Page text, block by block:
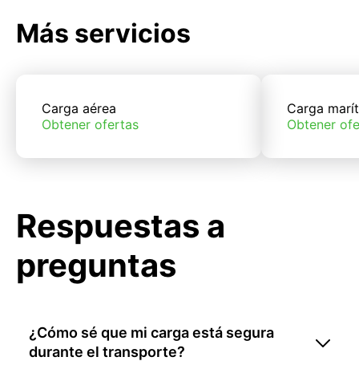
Más servicios
Carga aérea
Obtener ofertas
Carga
Obtener
Respuestas a
preguntas
¿Cómo sé que mi carga está segura
durante el transporte?